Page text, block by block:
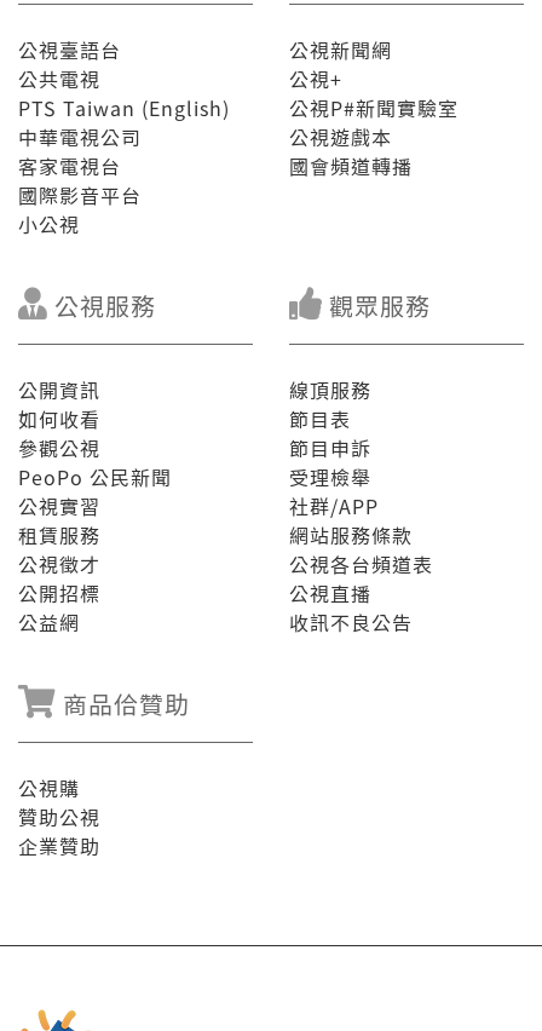
公視臺語台
公共電視
PTS Taiwan (English)
中華電視公司
客家電視台
國際影音平台
小公視
公視新聞網
公視+
公視P#新聞實驗室
公視遊戲本
國會頻道轉播
公視服務
公開資訊
如何收看
參觀公視
PeoPo 公民新聞
公視實習
租賃服務
公視徵才
公開招標
公益網
觀眾服務
線頂服務
節目表
節目申訴
受理檢舉
社群/APP
網站服務條款
公視各台頻道表
公視直播
收訊不良公告
商品佮贊助
公視購
贊助公視
企業贊助